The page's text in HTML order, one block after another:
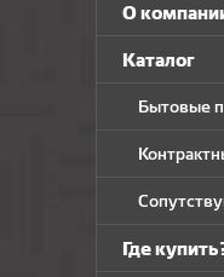
О
Каталог
Бытовые
Где